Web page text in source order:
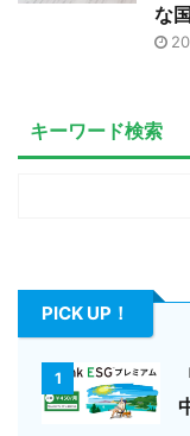
な
キーワード検索
PICK UP！
1